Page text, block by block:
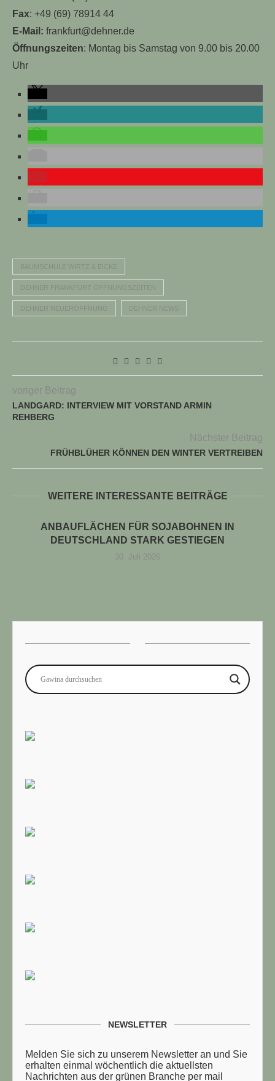
Fax: +49 (69) 78914 44
E-Mail: frankfurt@dehner.de
Öffnungszeiten: Montag bis Samstag von 9.00 bis 20.00
Uhr
BAUMSCHULE WIRTZ & EICKE
DEHNER FRANKFURT ÖFFNUNGSZEITEN
DEHNER NEUERÖFFNUNG DEHNER NEWS
voriger Beitrag
LANDGARD: INTERVIEW MIT VORSTAND ARMIN
REHBERG
Nächster Beitrag
FRÜHBLÜHER KÖNNEN DEN WINTER VERTREIBEN
WEITERE INTERESSANTE BEITRÄGE
ANBAUFLÄCHEN FÜR SOJABOHNEN IN
DEUTSCHLAND STARK GESTIEGEN
30. Juli 2026
NEWSLETTER
Melden Sie sich zu unserem Newsletter an und Sie
erhalten einmal wöchentlich die aktuellsten
Nachrichten aus der grünen Branche per mail